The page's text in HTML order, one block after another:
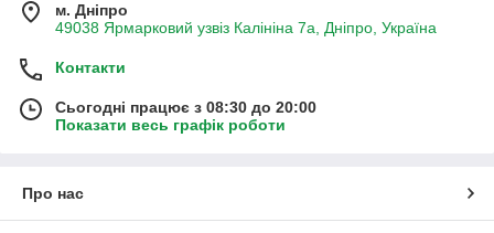
м. Дніпро
49038 Ярмарковий узвіз Калініна 7а, Дніпро, Україна
Контакти
Сьогодні працює з 08:30 до 20:00
Показати весь графік роботи
Про нас